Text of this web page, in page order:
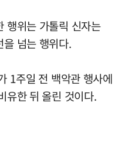
행위는 가톨릭 신자는
넘는 행위다.
1주일 전 백악관 행사에
유한 뒤 올린 것이다.